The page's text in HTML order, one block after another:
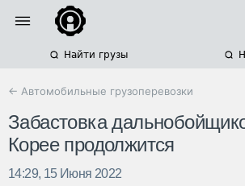
Найти грузы
← Автомобильные грузоперевозки
Забастовка
Корее продолжится
14:29, 15 Июня 2022